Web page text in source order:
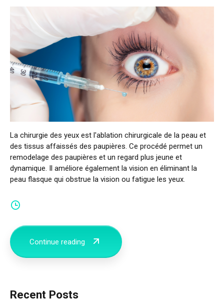
La chirurgie des yeux est l'ablation chirurgicale de la peau et
des tissus affaissés des paupières. Ce procédé permet un
remodelage des paupières et un regard plus jeune et
dynamique. Il améliore également la vision en éliminant la
peau flasque qui obstrue la vision ou fatigue les yeux.
Continue reading
Recent Posts